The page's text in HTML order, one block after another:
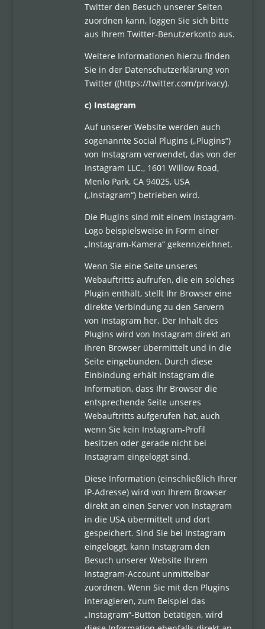
Twitter den Besuch unserer Seiten
zuordnen kann, loggen Sie sich bitte
aus Ihrem Twitter-Benutzerkonto aus.
Weitere Informationen hierzu finden
Sie in der Datenschutzerklärung von
Twitter ((https://twitter.com/privacy).
c) Instagram
Auf unserer Website werden auch
sogenannte Social Plugins („Plugins“)
von Instagram verwendet, das von der
Instagram LLC., 1601 Willow Road,
Menlo Park, CA 94025, USA
(„Instagram“) betrieben wird.
Die Plugins sind mit einem Instagram-
Logo beispielsweise in Form einer
„Instagram-Kamera“ gekennzeichnet.
Wenn Sie eine Seite unseres
Webauftritts aufrufen, die ein solches
Plugin enthält, stellt Ihr Browser eine
direkte Verbindung zu den Servern
von Instagram her. Der Inhalt des
Plugins wird von Instagram direkt an
Ihren Browser übermittelt und in die
Seite eingebunden. Durch diese
Einbindung erhält Instagram die
Information, dass Ihr Browser die
entsprechende Seite unseres
Webauftritts aufgerufen hat, auch
wenn Sie kein Instagram-Profil
besitzen oder gerade nicht bei
Instagram eingeloggt sind.
Diese Information (einschließlich Ihrer
IP-Adresse) wird von Ihrem Browser
direkt an einen Server von Instagram
in die USA übermittelt und dort
gespeichert. Sind Sie bei Instagram
eingeloggt, kann Instagram den
Besuch unserer Website Ihrem
Instagram-Account unmittelbar
zuordnen. Wenn Sie mit den Plugins
interagieren, zum Beispiel das
„Instagram“-Button betätigen, wird